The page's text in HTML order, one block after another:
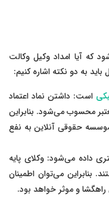
که آیا امداد وکیل وکالت
به دو نکته اشاره کنیم:
است: داشتن نماد اعتماد
محسوب می‌شود. بنابراین
حقوقی آنلاین به نفع
داده می‌شود: وکلای پایه
بنابراین می‌توان اطمینان
و موثر خواهد بود.